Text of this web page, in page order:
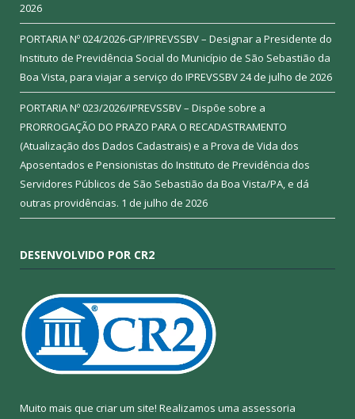
2026
PORTARIA Nº 024/2026-GP/IPREVSSBV – Designar a Presidente do
Instituto de Previdência Social do Município de São Sebastião da
Boa Vista, para viajar a serviço do IPREVSSBV24 de julho de 2026
PORTARIA Nº 023/2026/IPREVSSBV – Dispõe sobre a
PRORROGAÇÃO DO PRAZO PARA O RECADASTRAMENTO
(Atualização dos Dados Cadastrais) e a Prova de Vida dos
Aposentados e Pensionistas do Instituto de Previdência dos
Servidores Públicos de São Sebastião da Boa Vista/PA, e dá
outras providências. 1 de julho de 2026
DESENVOLVIDO POR CR2
Muito mais que criar um site! Realizamos uma assessoria